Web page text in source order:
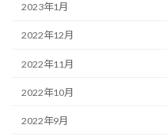
2023年1月
2022年12月
2022年11月
2022年10月
2022年9月